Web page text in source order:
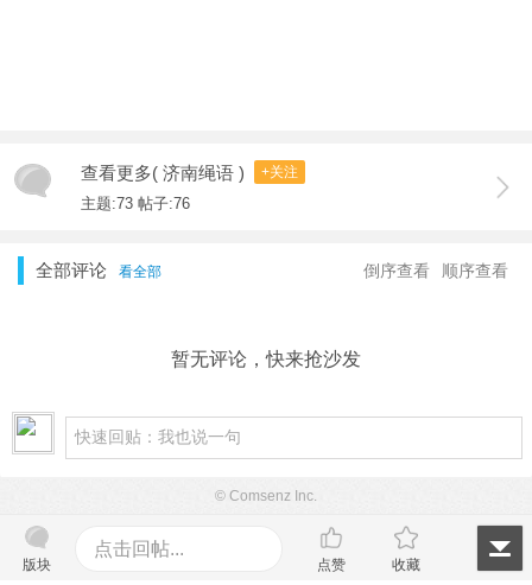
查看更多( 济南绳语 ) +关注
主题:73 帖子:76
全部评论 看全部 顺序查看
倒序查看
暂无评论，快来抢沙发
版块
点击回帖...
点赞 收藏
© Comsenz Inc.